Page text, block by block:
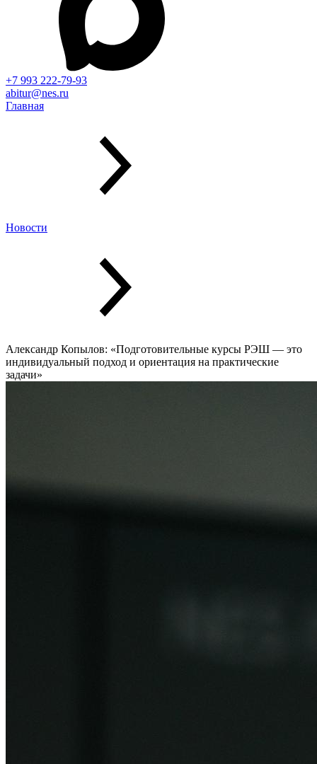
+7 993 222-79-93
abitur@nes.ru
Главная
Новости
Александр Копылов: «Подготовительные курсы РЭШ — это
индивидуальный подход и ориентация на практические
задачи»